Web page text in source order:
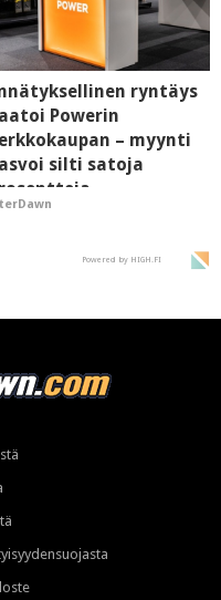
ryntäys
Powerin
– myynti
silti satoja
Powered by HIGH.FI